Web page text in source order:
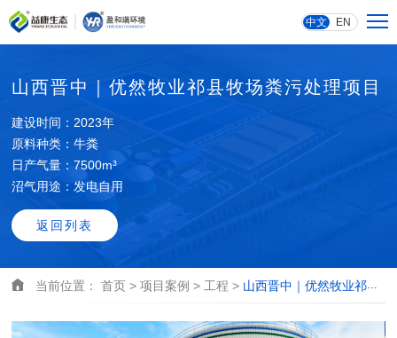
中文 EN
山西晋中｜优然牧业祁县牧场粪污处理项目
返回列表
建设时间：2023年
原料种类：牛粪
日产气量：7500m³
沼气用途：发电自用
当前位置： 首页 > 项目案例 > 工程 > 山西晋中｜优然牧业祁县牧场粪污处理项目